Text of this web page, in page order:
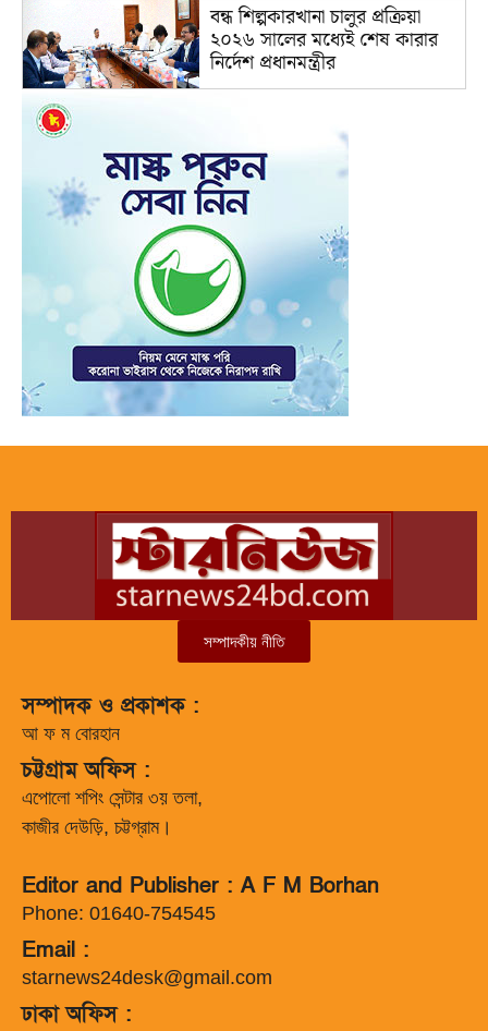
বন্ধ শিল্পকারখানা চালুর প্রক্রিয়া
২০২৬ সালের মধ্যেই শেষ কারার
নির্দেশ প্রধানমন্ত্রীর
সম্পাদকীয় নীতি
সম্পাদক ও প্রকাশক :
আ ফ ম বোরহান
চট্টগ্রাম অফিস :
এপোলো শপিং সেন্টার ৩য় তলা,
কাজীর দেউড়ি, চট্টগ্রাম।
Editor and Publisher : A F M Borhan
Phone: 01640-754545
Email :
starnews24desk@gmail.com
ঢাকা অফিস :